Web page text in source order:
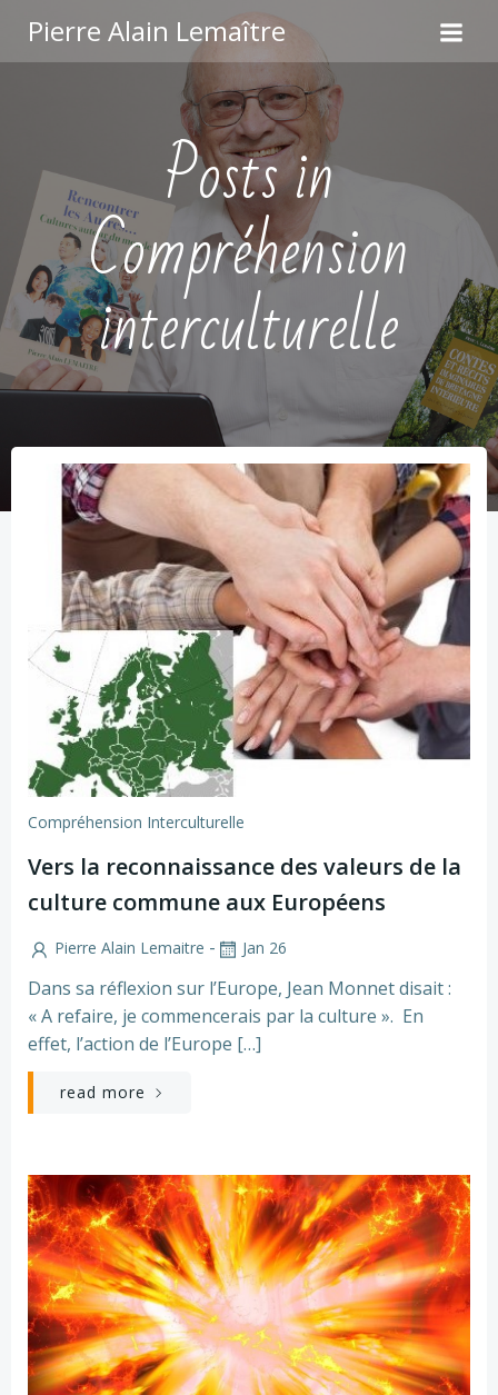
au
contenu
Pierre Alain Lemaître
Posts in
Compréhension
interculturelle
Compréhension Interculturelle
Vers la reconnaissance des valeurs de la
culture commune aux Européens
Pierre Alain Lemaitre - Jan 26
Dans sa réflexion sur l’Europe, Jean Monnet disait :
« A refaire, je commencerais par la culture ». En
effet, l’action de l’Europe […]
read more